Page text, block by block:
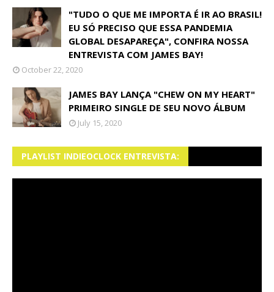
"TUDO O QUE ME IMPORTA É IR AO BRASIL!
EU SÓ PRECISO QUE ESSA PANDEMIA
GLOBAL DESAPAREÇA", CONFIRA NOSSA
ENTREVISTA COM JAMES BAY!
October 22, 2020
JAMES BAY LANÇA "CHEW ON MY HEART"
PRIMEIRO SINGLE DE SEU NOVO ÁLBUM
July 15, 2020
PLAYLIST INDIEOCLOCK ENTREVISTA: